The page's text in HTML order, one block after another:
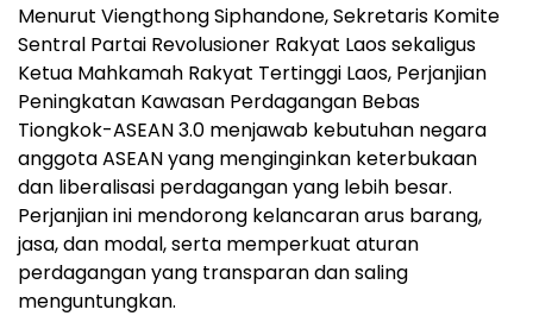
Menurut Viengthong Siphandone, Sekretaris Komite
Sentral Partai Revolusioner Rakyat Laos sekaligus
Ketua Mahkamah Rakyat Tertinggi Laos, Perjanjian
Peningkatan Kawasan Perdagangan Bebas
Tiongkok-ASEAN 3.0 menjawab kebutuhan negara
anggota ASEAN yang menginginkan keterbukaan
dan liberalisasi perdagangan yang lebih besar.
Perjanjian ini mendorong kelancaran arus barang,
jasa, dan modal, serta memperkuat aturan
perdagangan yang transparan dan saling
menguntungkan.